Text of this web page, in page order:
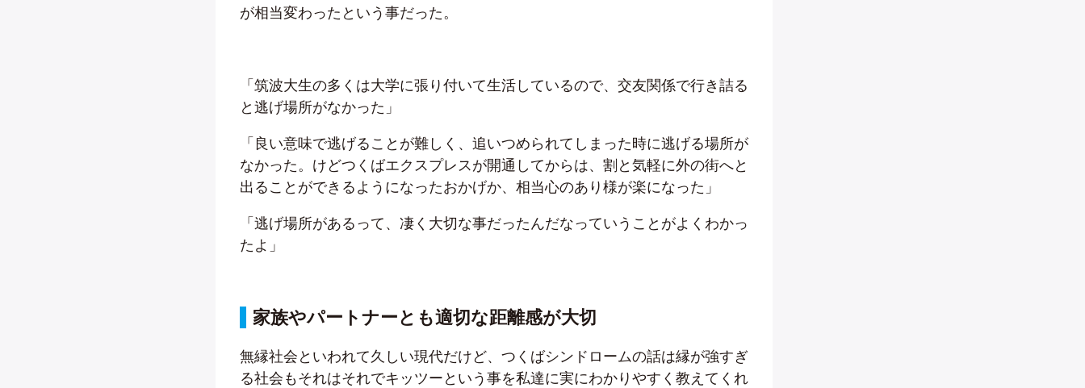
が相当変わったという事だった。
「筑波大生の多くは大学に張り付いて生活しているので、交友関係で行き詰る
と逃げ場所がなかった」
「良い意味で逃げることが難しく、追いつめられてしまった時に逃げる場所が
なかった。けどつくばエクスプレスが開通してからは、割と気軽に外の街へと
出ることができるようになったおかげか、相当心のあり様が楽になった」
「逃げ場所があるって、凄く大切な事だったんだなっていうことがよくわかっ
たよ」
家族やパートナーとも適切な距離感が大切
無縁社会といわれて久しい現代だけど、つくばシンドロームの話は縁が強すぎ
る社会もそれはそれでキッツーという事を私達に実にわかりやすく教えてくれ